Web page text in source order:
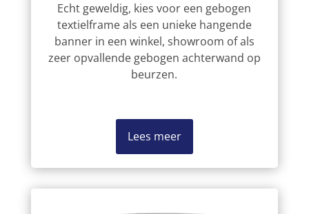
Echt geweldig, kies voor een gebogen
textielframe als een unieke hangende
banner in een winkel, showroom of als
zeer opvallende gebogen achterwand op
beurzen.
Lees meer